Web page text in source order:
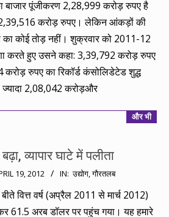
बाजार पूंजीकरण 2,28,999 करोड़ रुपए है
2,39,516 करोड़ रुपए। लेकिन आंकड़ों की
कोई तोड़ नहीं। शुक्रवार को 2011-12
करते हुए उसने कहा: 3,39,792 करोड़ रुपए
करोड़ रुपए का रिकॉर्ड कंसोलिडेटेड शुद्ध
2,08,042 करोड़और
और भी
व्यापार घाटे में पलीता
19, 2012 IN: उद्योग,गौरतलब
वित्त वर्ष (अप्रैल 2011 से मार्च 2012)
61.5 अरब डॉलर पर पहुंच गया। यह हमारे